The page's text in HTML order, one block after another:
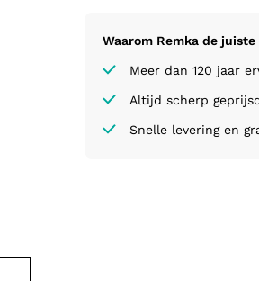
Waarom Remka de juiste
Meer dan 120 jaar
Altijd scherp
Snelle levering en